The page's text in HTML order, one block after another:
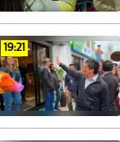
19:21